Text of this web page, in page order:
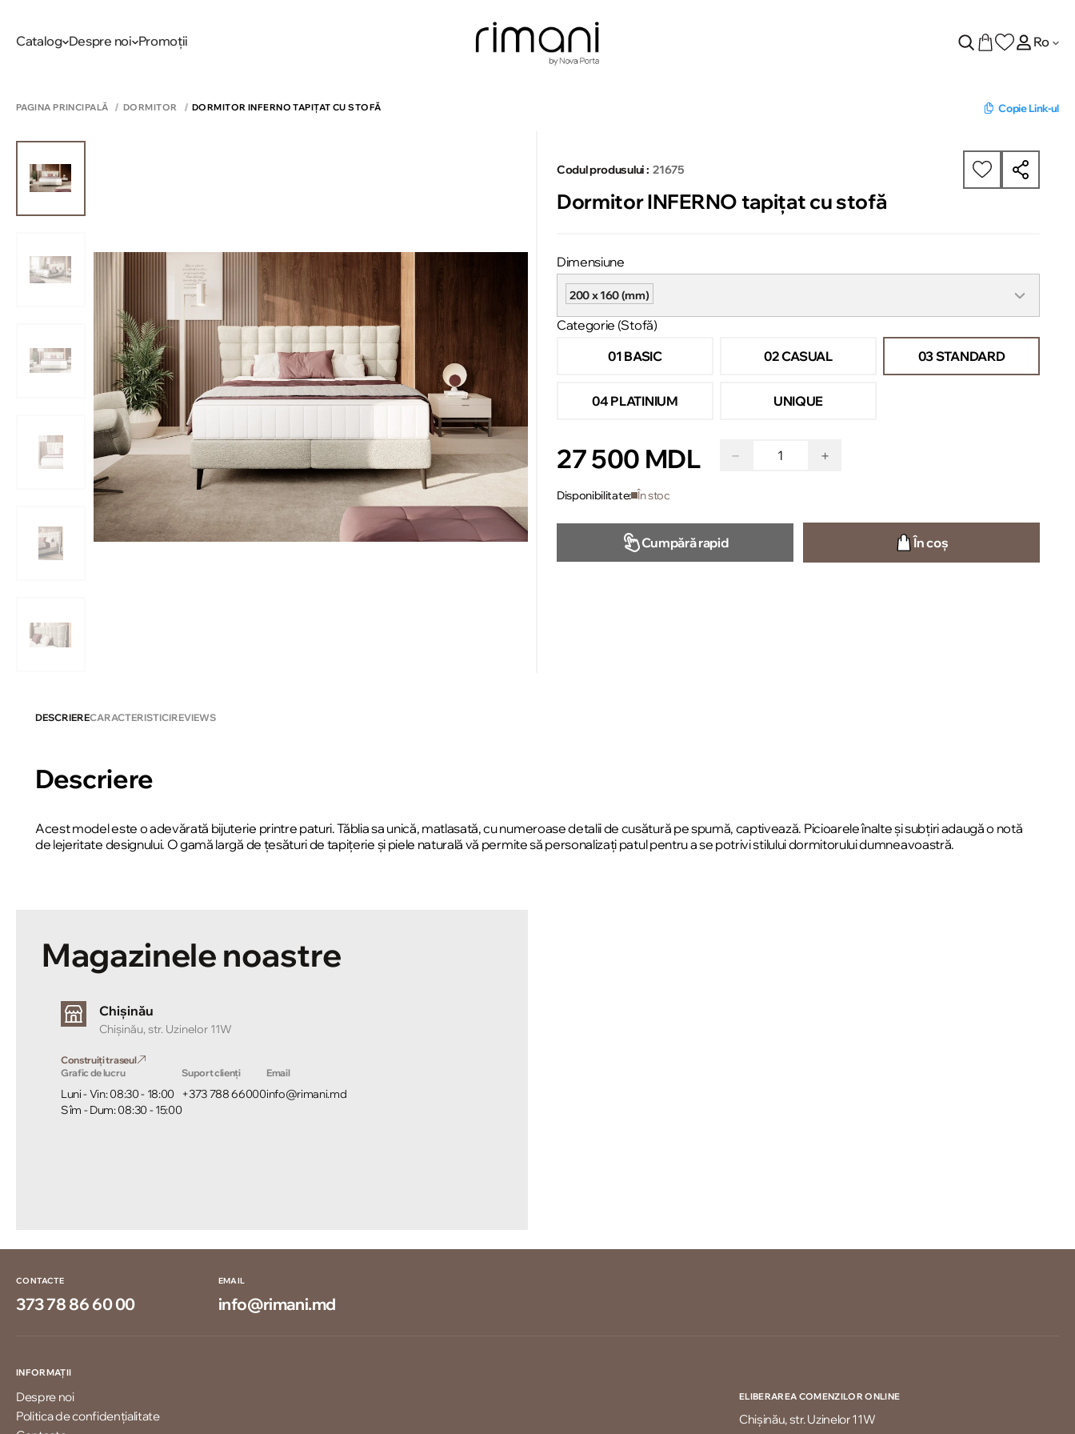
Catalog Despre noi Promoții Ro
PAGINA PRINCIPALĂ DORMITOR DORMITOR INFERNO TAPIȚAT CU STOFĂ Copie Link-ul
Codul produsului : 21675
Dormitor INFERNO tapițat cu stofă
Dimensiune
200 x 160 (mm)
Categorie (Stofă)
01 BASIC
02 CASUAL 03 STANDARD
04 PLATINIUM UNIQUE
27 500 MDL − +
Disponibilitate: În stoc
Cumpără rapid În coș
DESCRIERECARACTERISTICIREVIEWS
Descriere
Acest model este o adevărată bijuterie printre paturi. Tăblia sa unică, matlasată, cu numeroase detalii de cusătură pe spumă, captivează. Picioarele înalte și subțiri adaugă o notă
de lejeritate designului. O gamă largă de țesături de tapițerie și piele naturală vă permite să personalizați patul pentru a se potrivi stilului dormitorului dumneavoastră.
Magazinele noastre
Chișinău
Chișinău, str. Uzinelor 11W
Construiți traseul
Grafic de lucru
Luni - Vin: 08:30 - 18:00
Sîm - Dum: 08:30 - 15:00
Suport clienți
+373 788 66000
Email
info@rimani.md
CONTACTE
373 78 86 60 00
EMAIL
info@rimani.md
INFORMAȚII
Despre noi
Politica de confidențialitate
ELIBERAREA COMENZILOR ONLINE
Chișinău, str. Uzinelor 11W